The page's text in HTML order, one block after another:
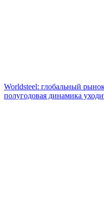
Worldsteel: глобальный
полугодовая динамика